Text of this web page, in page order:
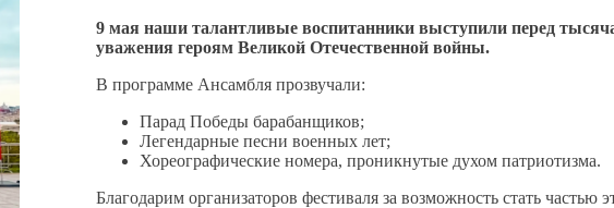
9 мая наши талантливые воспитанники выступили перед
уважения героям Великой Отечественной войны.
В программе Ансамбля прозвучали:
Парад Победы барабанщиков;
Легендарные песни военных лет;
Хореографические номера, проникнутые духом патриотизма.
Благодарим организаторов фестиваля за возможность стать частью